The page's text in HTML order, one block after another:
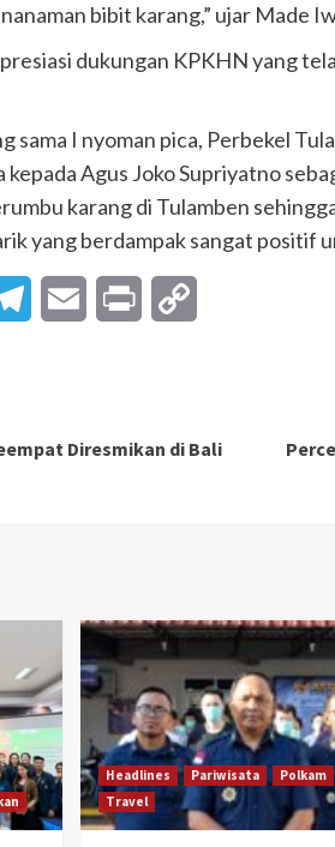
bibit karang,” ujar Made
dukungan KPKHN yang
sama I nyoman pica, Perbekel
Agus Joko Supriyatno
karang di Tulamben
yang berdampak sangat positif
TelegramEmail Print
Diresmikan di Bali
Headlines Pariwisata
Polkam
Travel